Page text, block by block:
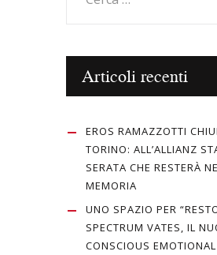
per:
Articoli recenti
EROS RAMAZZOTTI
TORINO: ALL’ALLIANZ
SERATA CHE RESTERÀ
MEMORIA
UNO SPAZIO PER
SPECTRUM VATES, IL
CONSCIOUS